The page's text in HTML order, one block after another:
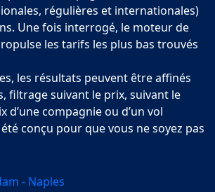
régulières et internationales)
Une fois interrogé, le moteur de
les tarifs les plus bas trouvés
les résultats peuvent être affinés
filtrage suivant le prix, suivant le
d’une compagnie ou d’un vol
conçu pour que vous ne soyez pas
- Naples